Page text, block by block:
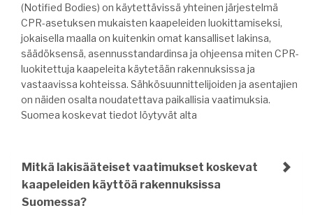
(Notified Bodies) on käytettävissä yhteinen järjestelmä
CPR-asetuksen mukaisten kaapeleiden luokittamiseksi,
jokaisella maalla on kuitenkin omat kansalliset lakinsa,
säädöksensä, asennusstandardinsa ja ohjeensa miten CPR-
luokitettuja kaapeleita käytetään rakennuksissa ja
vastaavissa kohteissa. Sähkösuunnittelijoiden ja asentajien
on näiden osalta noudatettava paikallisia vaatimuksia.
Suomea koskevat tiedot löytyvät alta
Mitkä lakisääteiset vaatimukset koskevat
kaapeleiden käyttöä rakennuksissa
Suomessa?